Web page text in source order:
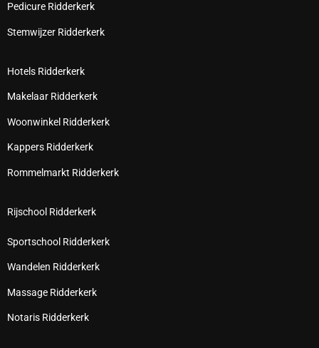
Pedicure Ridderkerk
Stemwijzer Ridderkerk
Hotels Ridderkerk
Makelaar Ridderkerk
Woonwinkel Ridderkerk
Kappers Ridderkerk
Rommelmarkt Ridderkerk
Rijschool Ridderkerk
Sportschool Ridderkerk
Wandelen Ridderkerk
Massage Ridderkerk
Notaris Ridderkerk